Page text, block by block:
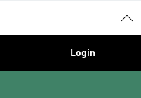
Login